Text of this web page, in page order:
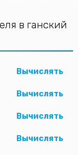
в ганский
Вычислять
Вычислять
Вычислять
Вычислять